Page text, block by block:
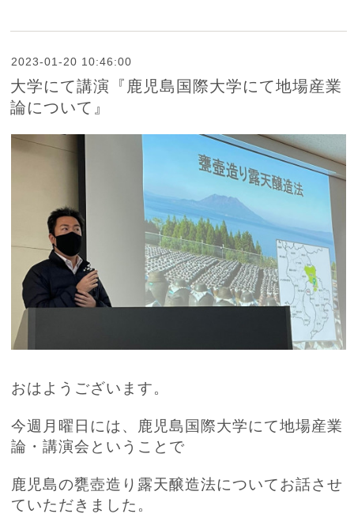
2023-01-20 10:46:00
大学にて講演『鹿児島国際大学にて地場産業
論について』
おはようございます。
今週月曜日には、鹿児島国際大学にて地場産業
論・講演会ということで
鹿児島の甕壺造り露天醸造法についてお話させ
ていただきました。